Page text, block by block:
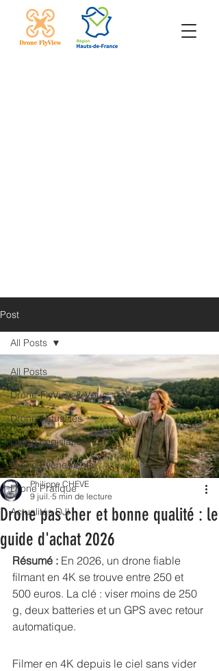
Post
All Posts
Drone-FlyView & Vous
Drone Actualités
Drone Législation
Drone Évènements
Drone Pratique
Actualités DJI
All Posts
Drone pas cher et bonne qualité : le
guide d'achat 2026
Philippe CHEVE
9 juil. 5 min de lecture
Résumé : En 2026, un drone fiable
filmant en 4K se trouve entre 250 et
500 euros. La clé : viser moins de 250
g, deux batteries et un GPS avec retour
automatique.
Filmer en 4K depuis le ciel sans vider